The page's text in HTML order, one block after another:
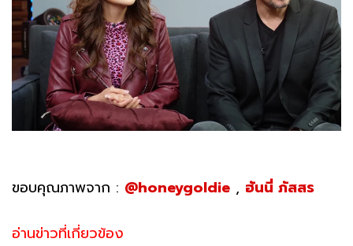
ขอบคุณภาพจาก : @honeygoldie , ฮันนี่ ภัสสร
อ่านข่าวที่เกี่ยวข้อง